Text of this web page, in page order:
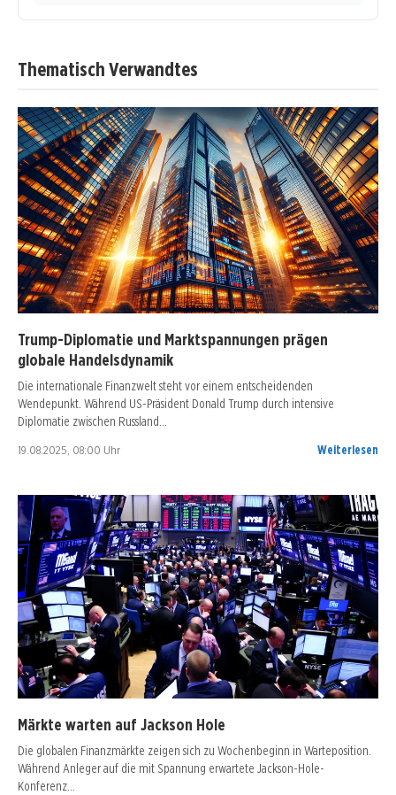
Thematisch Verwandtes
Trump-Diplomatie und Marktspannungen prägen
globale Handelsdynamik
Die internationale Finanzwelt steht vor einem entscheidenden
Wendepunkt. Während US-Präsident Donald Trump durch intensive
Diplomatie zwischen Russland…
19.08.2025, 08:00 Uhr Weiterlesen
Märkte warten auf Jackson Hole
Die globalen Finanzmärkte zeigen sich zu Wochenbeginn in Warteposition.
Während Anleger auf die mit Spannung erwartete Jackson-Hole-
Konferenz…